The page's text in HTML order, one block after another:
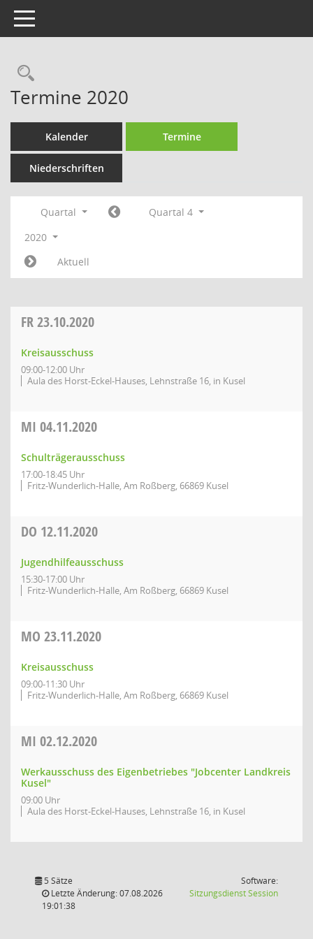
Toggle navigation
Rechercheauswahl
Termine 2020
Kalender Termine
Niederschriften
Quartal
Quartal 4
2020
Aktuell
FR23.10.2020
Kreisausschuss
09:00-12:00 Uhr
Aula des Horst-Eckel-Hauses, Lehnstraße 16, in Kusel
MI 04.11.2020
Schulträgerausschuss
17:00-18:45 Uhr
Fritz-Wunderlich-Halle, Am Roßberg, 66869 Kusel
DO 12.11.2020
Jugendhilfeausschuss
15:30-17:00 Uhr
Fritz-Wunderlich-Halle, Am Roßberg, 66869 Kusel
MO 23.11.2020
Kreisausschuss
09:00-11:30 Uhr
Fritz-Wunderlich-Halle, Am Roßberg, 66869 Kusel
MI 02.12.2020
Werkausschuss des Eigenbetriebes "Jobcenter Landkreis
Kusel"
09:00 Uhr
Aula des Horst-Eckel-Hauses, Lehnstraße 16, in Kusel
5 Sätze
Letzte Änderung: 07.08.2026
19:01:38
Software:
SitzungsdienstSession(Wird in